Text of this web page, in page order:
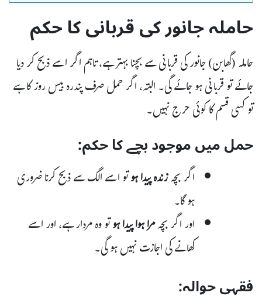
حاملہ جانور کی قربانی کا حکم
حاملہ (گھابن) جانور کی قربانی سے بچنا بہتر ہے، تاہم اگر اسے ذبح کر دیا
جائے تو قربانی ہو جائے گی۔ البتہ، اگر حمل صرف پندرہ بیس روز کا ہے
تو کسی قسم کا کوئی حرج نہیں۔
حمل میں موجود بچے کا حکم:
اگر بچہزندہ پیدا ہوتو اسے الگ سے ذبح کرنا ضروری
ہو گا۔
اور اگر بچہمرا ہوا پیدا ہوتو وہ مردار ہے، اور اسے
کھانے کی اجازت نہیں ہو گی۔
فقہی حوالہ: